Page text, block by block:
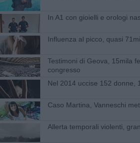
In A1 con gioielli e orologi
Influenza al picco, quasi
Testimoni di Geova, 15mila
congresso
Nel 2014 uccise 152 donne,
Caso Martina, Vanneschi
Allerta temporali violenti,